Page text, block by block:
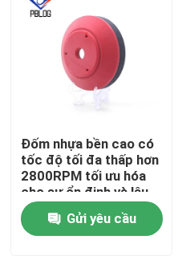
Đốm nhựa bền cao có
tốc độ tối đa thấp hơn
2800RPM tối ưu hóa
cho sự ổn định và lâu
dài
Gửi yêu cầu